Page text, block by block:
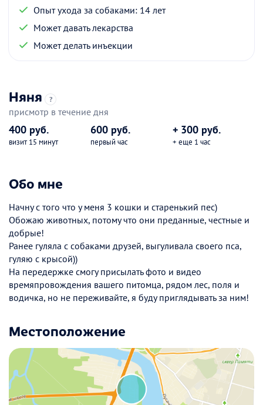
Опыт ухода за собаками: 14 лет
Может давать лекарства
Может делать инъекции
Няня ?
присмотр в течение дня
400 руб.
визит 15 минут
600 руб.
первый час
+ 300 руб.
+ еще 1 час
Обо мне
Начну с того что у меня 3 кошки и старенький пес)
Обожаю животных, потому что они преданные, честные и
добрые!
Ранее гуляла с собаками друзей, выгуливала своего пса,
гуляю с крысой))
На передержке смогу присылать фото и видео
времяпровождения вашего питомца, рядом лес, поля и
водичка, но не переживайте, я буду приглядывать за ним!
Местоположение